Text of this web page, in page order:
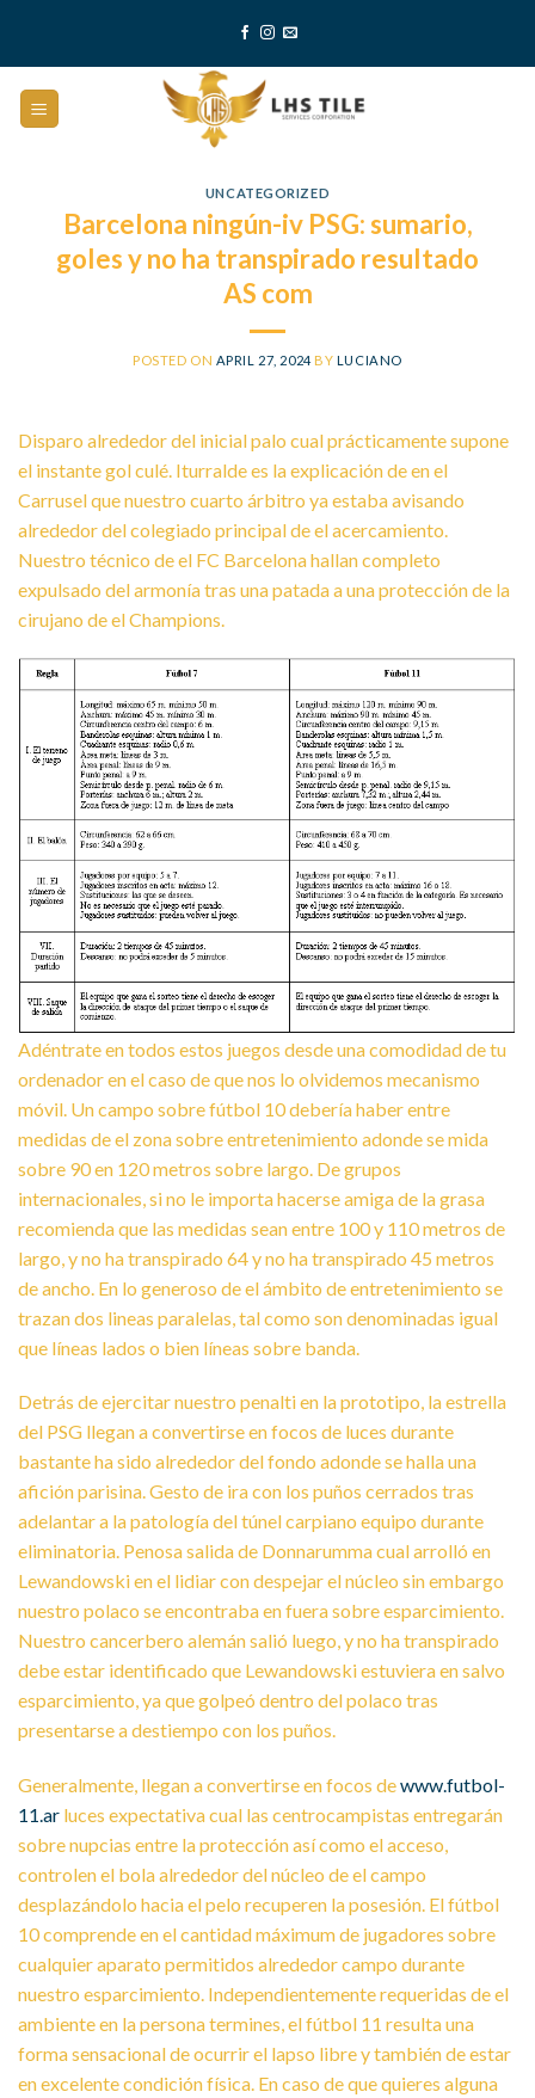
content
UNCATEGORIZED
Barcelona ningún-iv PSG: sumario,
goles y no ha transpirado resultado
AS com
POSTED ON APRIL 27, 2024BY LUCIANO
Disparo alrededor del inicial palo cual prácticamente supone
el instante gol culé. Iturralde es la explicación de en el
Carrusel que nuestro cuarto árbitro ya estaba avisando
alrededor del colegiado principal de el acercamiento.
Nuestro técnico de el FC Barcelona hallan completo
expulsado del armonía tras una patada a una protección de la
cirujano de el Champions.
Adéntrate en todos estos juegos desde una comodidad de tu
ordenador en el caso de que nos lo olvidemos mecanismo
móvil. Un campo sobre fútbol 10 debería haber entre
medidas de el zona sobre entretenimiento adonde se mida
sobre 90 en 120 metros sobre largo. De grupos
internacionales, si no le importa hacerse amiga de la grasa
recomienda que las medidas sean entre 100 y 110 metros de
largo, y no ha transpirado 64 y no ha transpirado 45 metros
de ancho. En lo generoso de el ámbito de entretenimiento se
trazan dos lineas paralelas, tal como son denominadas igual
que líneas lados o bien líneas sobre banda.
Detrás de ejercitar nuestro penalti en la prototipo, la estrella
del PSG llegan a convertirse en focos de luces durante
bastante ha sido alrededor del fondo adonde se halla una
afición parisina. Gesto de ira con los puños cerrados tras
adelantar a la patologí­a del túnel carpiano equipo durante
eliminatoria. Penosa salida de Donnarumma cual arrolló en
Lewandowski en el lidiar con despejar el núcleo sin embargo
nuestro polaco se encontraba en fuera sobre esparcimiento.
Nuestro cancerbero alemán salió luego, y no ha transpirado
debe estar identificado que Lewandowski estuviera en salvo
esparcimiento, ya que golpeó dentro del polaco tras
presentarse a destiempo con los puños.
Generalmente, llegan a convertirse en focos dewww.futbol-
11.ar luces expectativa cual las centrocampistas entregarán
sobre nupcias entre la protección así­ como el acceso,
controlen el bola alrededor del núcleo de el campo
desplazándolo hacia el pelo recuperen la posesión. El fútbol
10 comprende en el cantidad máximum de jugadores sobre
cualquier aparato permitidos alrededor campo durante
nuestro esparcimiento. Independientemente requeridas de el
ambiente en la persona termines, el fútbol 11 resulta una
forma sensacional de ocurrir el lapso libre y también de estar
en excelente condición física. En caso de que quieres alguna